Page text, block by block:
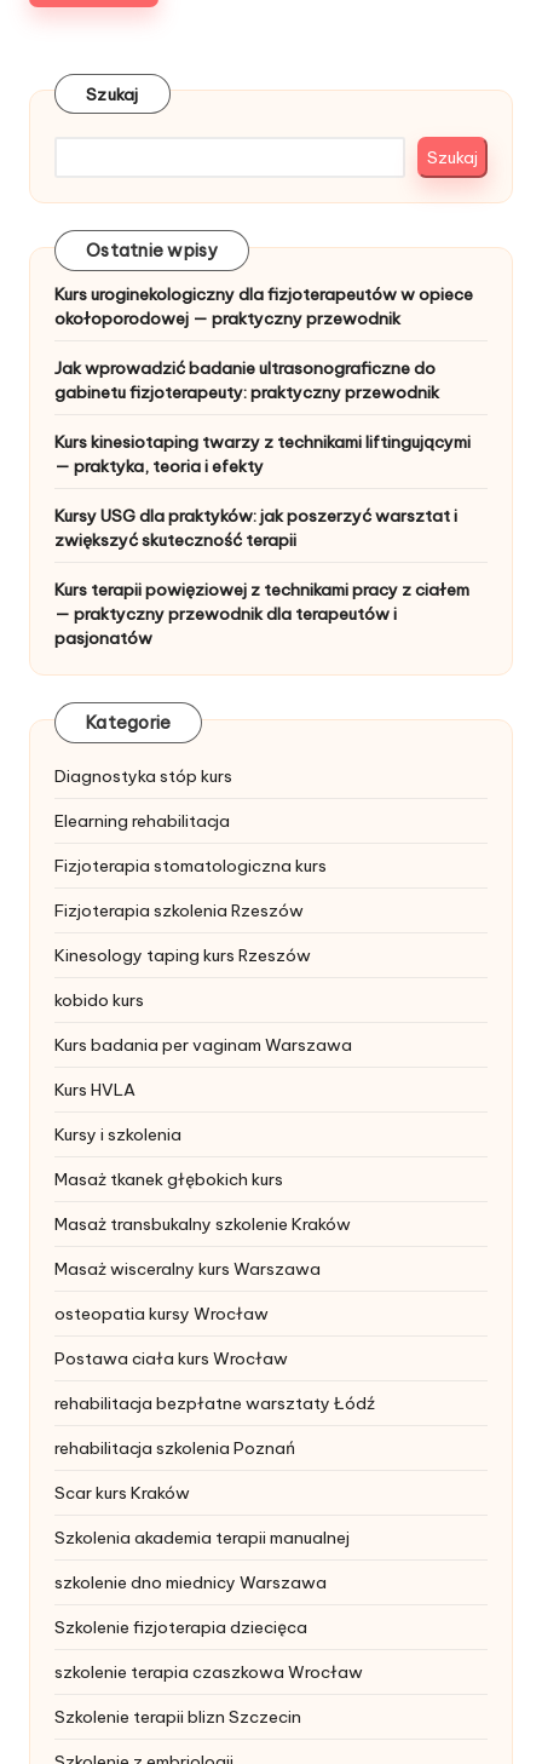
Szukaj
Szukaj
Ostatnie wpisy
Kurs uroginekologiczny dla fizjoterapeutów w opiece
okołoporodowej — praktyczny przewodnik
Jak wprowadzić badanie ultrasonograficzne do
gabinetu fizjoterapeuty: praktyczny przewodnik
Kurs kinesiotaping twarzy z technikami liftingującymi
— praktyka, teoria i efekty
Kursy USG dla praktyków: jak poszerzyć warsztat i
zwiększyć skuteczność terapii
Kurs terapii powięziowej z technikami pracy z ciałem
— praktyczny przewodnik dla terapeutów i
pasjonatów
Kategorie
Diagnostyka stóp kurs
Elearning rehabilitacja
Fizjoterapia stomatologiczna kurs
Fizjoterapia szkolenia Rzeszów
Kinesology taping kurs Rzeszów
kobido kurs
Kurs badania per vaginam Warszawa
Kurs HVLA
Kursy i szkolenia
Masaż tkanek głębokich kurs
Masaż transbukalny szkolenie Kraków
Masaż wisceralny kurs Warszawa
osteopatia kursy Wrocław
Postawa ciała kurs Wrocław
rehabilitacja bezpłatne warsztaty Łódź
rehabilitacja szkolenia Poznań
Scar kurs Kraków
Szkolenia akademia terapii manualnej
szkolenie dno miednicy Warszawa
Szkolenie fizjoterapia dziecięca
szkolenie terapia czaszkowa Wrocław
Szkolenie terapii blizn Szczecin